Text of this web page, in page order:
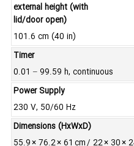
external height (with
lid/door open)
101.6 cm (40 in)
Timer
0.01 – 99.59 h, continuous
Power Supply
230 V, 50/60 Hz
Dimensions (HxWxD)
55.9 × 76.2 × 61 cm / 22 × 30 ×